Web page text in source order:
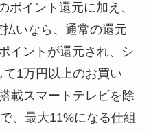
ポイント還元に加え、
いなら、通常の還元
イントが還元され、シ
1万円以上のお買い
載スマートテレビを除
、最大11%になる仕組